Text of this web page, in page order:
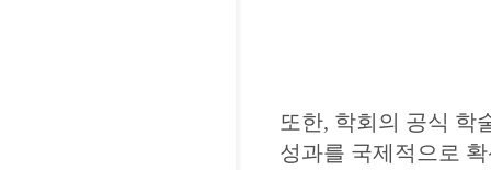
또한, 학회의 공식 학
성과를 국제적으로